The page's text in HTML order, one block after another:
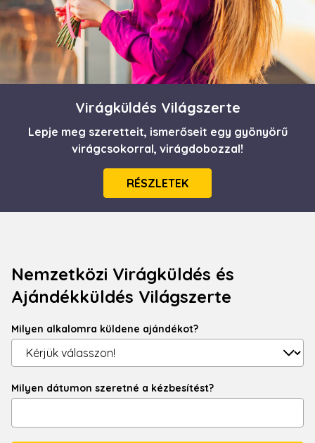
Virágküldés Világszerte
Lepje meg szeretteit, ismerőseit egy gyönyörű
virágcsokorral, virágdobozzal!
RÉSZLETEK
Nemzetközi Virágküldés és
Ajándékküldés Világszerte
Milyen alkalomra küldene ajándékot?
Milyen dátumon szeretné a kézbesítést?